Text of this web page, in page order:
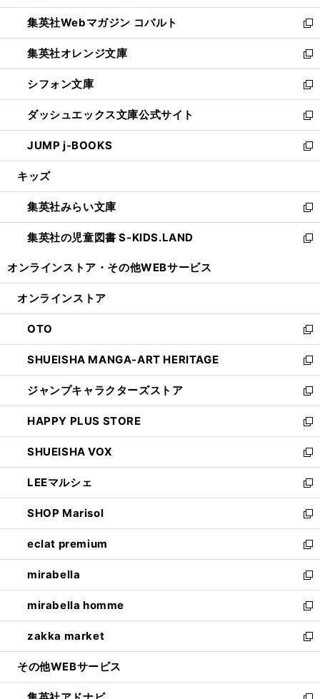
開
く
ウ
で
開
く
ン
ド
ウ
で
開
く
ウ
ィ
ン
ド
ウ
で
開
く
集英社Webマガジン コバルト
新
し
い
ウ
ィ
ン
ド
ウ
で
開
集英社オレンジ文庫
新
し
い
ウ
ィ
ン
ド
ウ
開
く
シフォン文庫
新
し
い
ウ
ィ
ン
ウ
で
開
く
ダッシュエックス文庫公式サイト
新
し
い
ウ
ン
ド
ウ
で
JUMP j-BOOKS
新
し
ウ
ィ
ン
ド
開
キッズ
集英社みらい文庫
新
し
い
ン
ウ
で
開
く
集英社の児童図書 S-KIDS.LAND
新
ウ
ン
ド
ウ
で
開
く
オンラインストア・ その他WEBサービス
オンラインストア
OTO
新
し
い
ウ
ィ
ン
ド
ウ
で
開
く
SHUEISHA MANGA-ART HERITAGE
新
し
い
ウ
ィ
ン
ド
ウ
で
開
く
ジャンプキャラクターズストア
新
し
い
ウ
ィ
ン
ド
ウ
で
開
く
HAPPY PLUS STORE
新
し
い
ウ
ィ
ン
ド
ウ
で
開
く
SHUEISHA VOX
新
し
い
ウ
ィ
ン
ド
ウ
で
開
く
LEEマルシェ
新
し
い
ウ
ィ
ン
ド
ウ
で
開
く
SHOP Marisol
新
し
い
ウ
ィ
ン
ド
ウ
で
開
eclat premium
新
し
い
ウ
ィ
ン
ド
ウ
開
mirabella
新
し
い
ウ
ィ
ン
ウ
mirabella homme
新
し
い
ウ
ン
zakka market
新
し
ウ
その他WEBサービス